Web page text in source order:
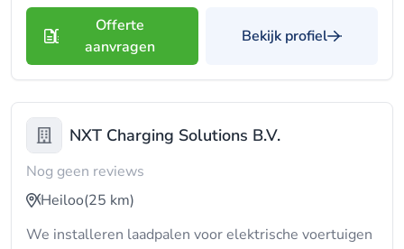
Offerte
aanvragen
Bekijk profiel
NXT Charging Solutions B.V.
Nog geen reviews
Heiloo(25 km)
We installeren laadpalen voor elektrische voertuigen